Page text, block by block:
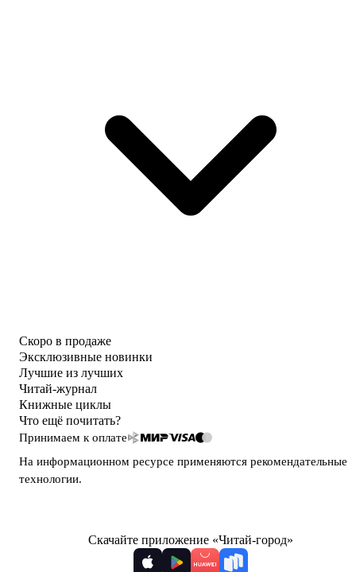
Скоро в продаже
Эксклюзивные новинки
Лучшие из лучших
Читай-журнал
Книжные циклы
Что ещё почитать?
Принимаем к оплате
На информационном ресурсе применяются рекомендательные
технологии.
Скачайте приложение «Читай-город»